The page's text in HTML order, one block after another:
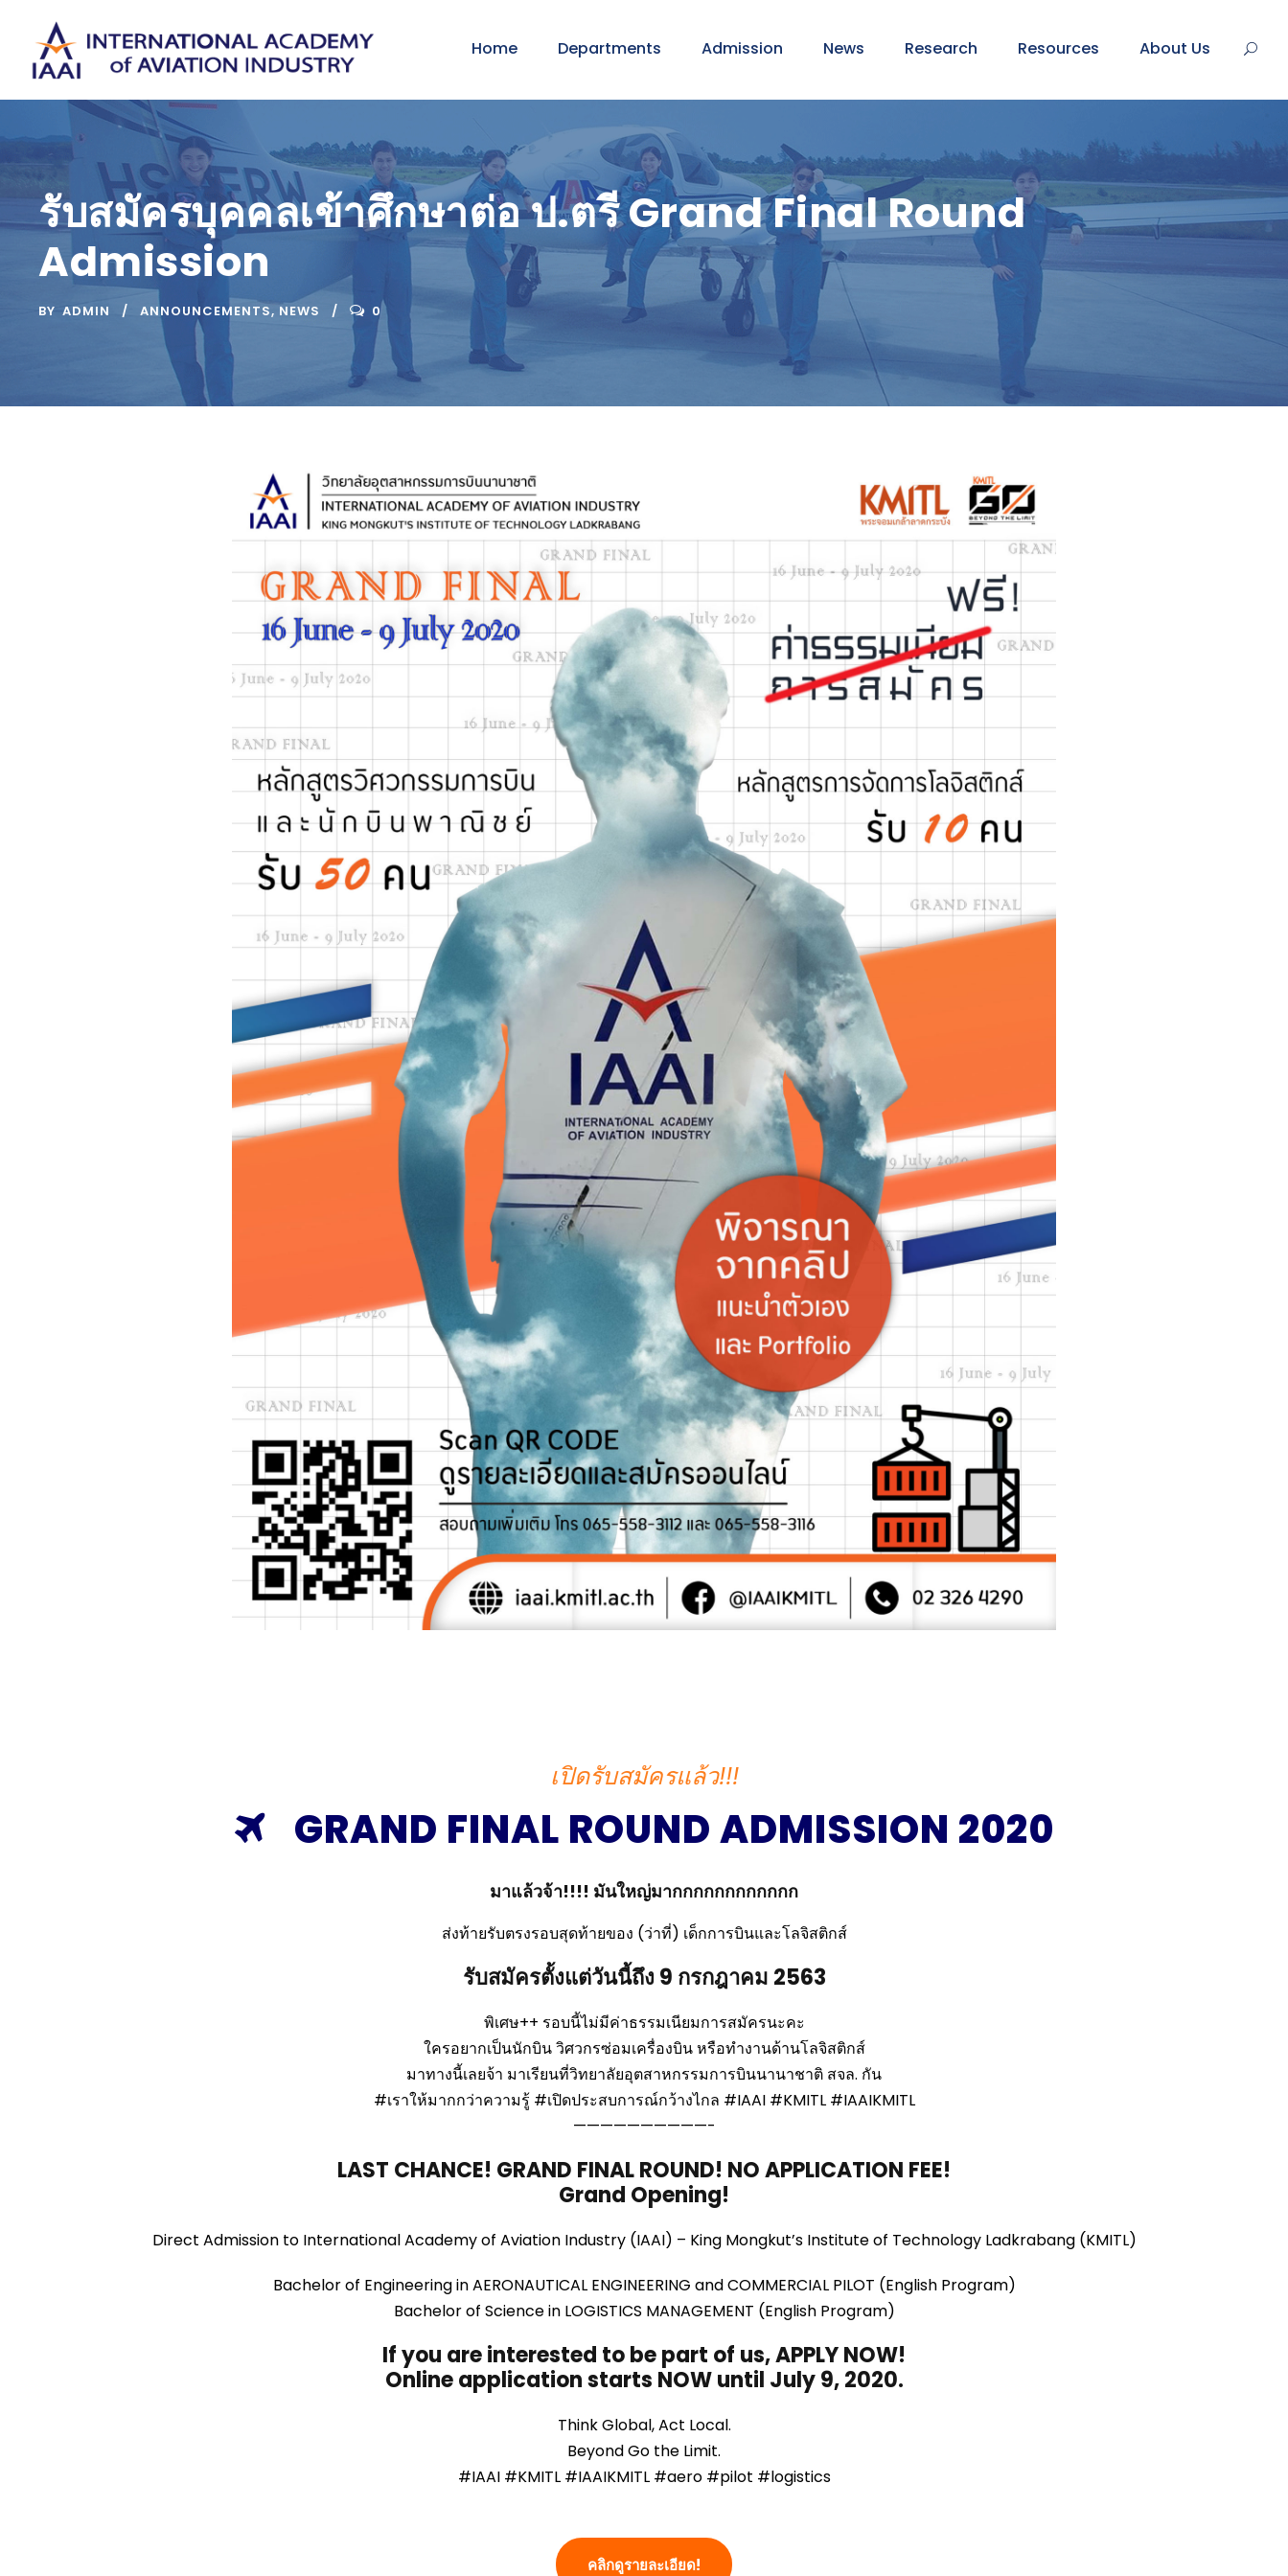
Home Departments Admission News Research Resources About Us
รับสมัครบุคคลเข้าศึกษาต่อ ป.ตรี Grand Final Round
Admission
BY ADMIN ANNOUNCEMENTS, NEWS 0
เปิดรับสมัครแล้ว!!!
GRAND FINAL ROUND ADMISSION 2020
มาแล้วจ้า!!!! มันใหญ่มากกกกกกกกกกกก
ส่งท้ายรับตรงรอบสุดท้ายของ (ว่าที่) เด็กการบินและโลจิสติกส์
รับสมัครตั้งแต่วันนี้ถึง 9 กรกฎาคม 2563
พิเศษ++ รอบนี้ไม่มีค่าธรรมเนียมการสมัครนะคะ
ใครอยากเป็นนักบิน วิศวกรซ่อมเครื่องบิน หรือทำงานด้านโลจิสติกส์
มาทางนี้เลยจ้า มาเรียนที่วิทยาลัยอุตสาหกรรมการบินนานาชาติ สจล. กัน
#เราให้มากกว่าความรู้ #เปิดประสบการณ์กว้างไกล #IAAI #KMITL #IAAIKMITL
——————————-
LAST CHANCE! GRAND FINAL ROUND! NO APPLICATION FEE!
Grand Opening!
Direct Admission to International Academy of Aviation Industry (IAAI) – King Mongkut’s Institute of Technology Ladkrabang (KMITL)
Bachelor of Engineering in AERONAUTICAL ENGINEERING and COMMERCIAL PILOT (English Program)
Bachelor of Science in LOGISTICS MANAGEMENT (English Program)
If you are interested to be part of us, APPLY NOW!
Online application starts NOW until July 9, 2020.
Think Global, Act Local.
Beyond Go the Limit.
#IAAI #KMITL #IAAIKMITL #aero #pilot #logistics
คลิกดูรายละเอียด!